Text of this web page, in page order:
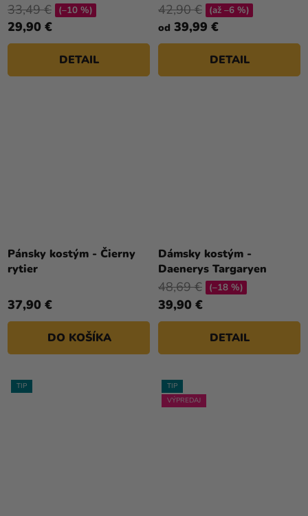
29,90 €
33,49 € (–10 %)
DETAIL
od 39,99 €
42,90 € (až –6 %)
DETAIL
Pánsky kostým - Čierny
rytier
37,90 €
DO KOŠÍKA
Dámsky kostým -
Daenerys Targaryen
39,90 €
48,69 € (–18 %)
DETAIL
TIP
TIP
VÝPREDAJ